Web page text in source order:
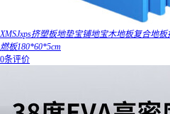
XMSJxps挤塑板地垫宝铺地宝木地板复合地
燃板180*60*5cm
0条评价